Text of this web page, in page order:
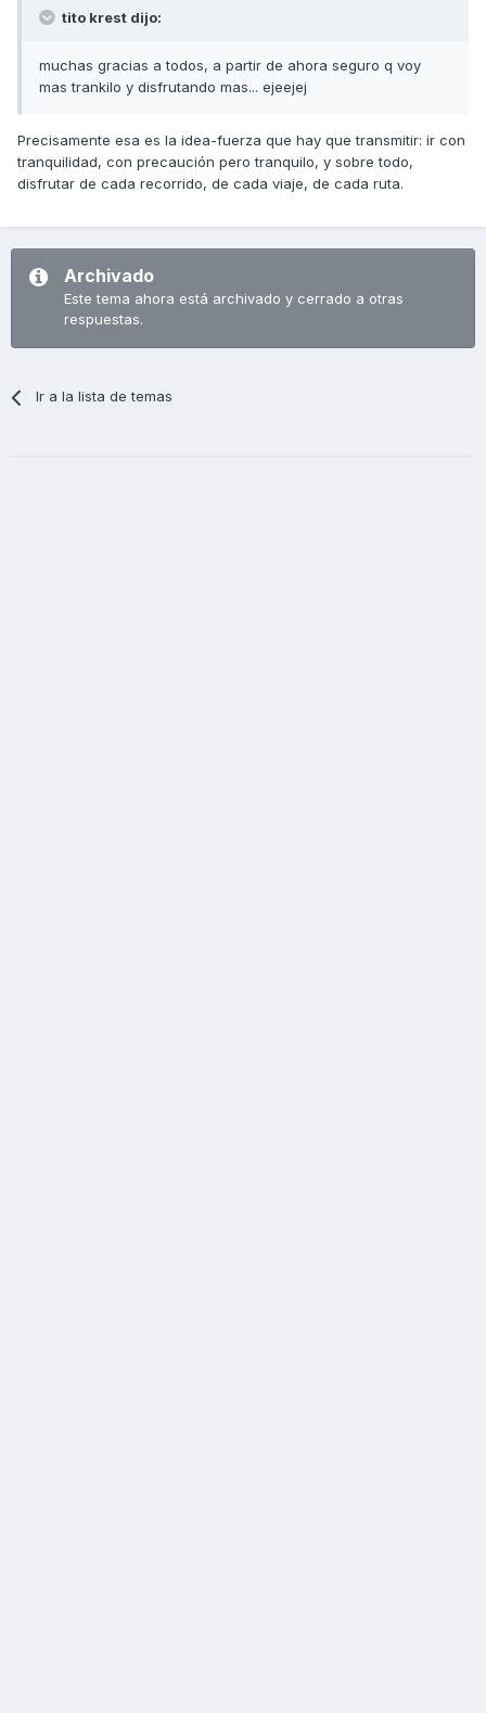
tito krest dijo:
muchas gracias a todos, a partir de ahora seguro q voy
mas trankilo y disfrutando mas... ejeejej
Precisamente esa es la idea-fuerza que hay que transmitir: ir con
tranquilidad, con precaución pero tranquilo, y sobre todo,
disfrutar de cada recorrido, de cada viaje, de cada ruta.
Archivado
Este tema ahora está archivado y cerrado a otras
respuestas.
Ir a la lista de temas